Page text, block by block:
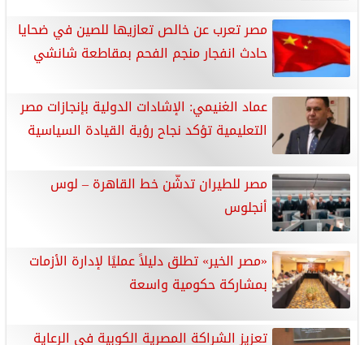
مصر تعرب عن خالص تعازيها للصين في ضحايا
حادث انفجار منجم الفحم بمقاطعة شانشي
عماد الغنيمي: الإشادات الدولية بإنجازات مصر
التعليمية تؤكد نجاح رؤية القيادة السياسية
مصر للطيران تدشّن خط القاهرة – لوس
أنجلوس
«مصر الخير» تطلق دليلاً عمليًا لإدارة الأزمات
بمشاركة حكومية واسعة
تعزيز الشراكة المصرية الكوبية في الرعاية